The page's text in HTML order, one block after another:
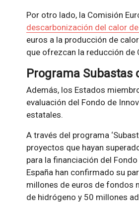
Por otro lado, la Comisión
descarbonización del calor
euros a la producción de
que ofrezcan la reducción de
Programa Subastas
Además, los Estados
evaluación del Fondo de
estatales.
A través del programa
proyectos que hayan
para la financiación del
España han confirmado su
millones de euros de fondos
de hidrógeno y 50 millones